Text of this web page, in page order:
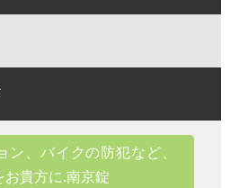
ン、バイクの防犯など、
貴方に.南京錠